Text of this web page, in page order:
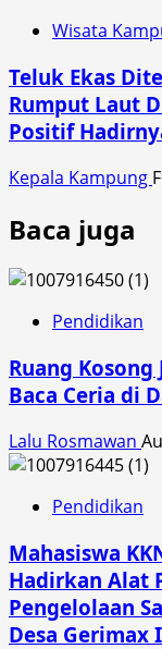
Wisata
Teluk Ekas
Rumput Laut
Positif
Kepala Kampung
Baca juga
Pendidikan
Ruang Kosong
Baca Ceria di
Lalu Rosmawan
Pendidikan
Mahasiswa
Hadirkan Alat
Pengelolaan
Desa Gerimax